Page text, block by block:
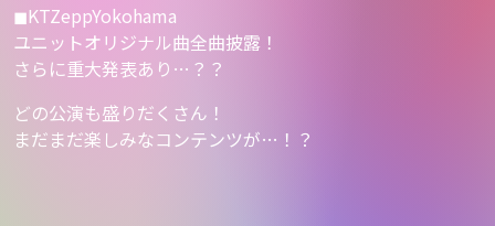
◼︎KTZeppYokohama
ユニットオリジナル曲全曲披露！
さらに重大発表あり…？？
どの公演も盛りだくさん！
まだまだ楽しみなコンテンツが…！？